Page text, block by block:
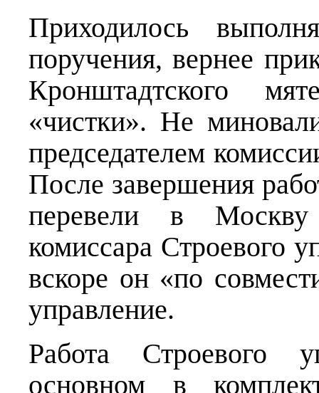
Приходилось
поручения, вернее
Кронштадтского
«чистки». Не
председателем
После завершения
перевели в
комиссара Строевого
вскоре он «по
управление.
Работа Строевого
основном в